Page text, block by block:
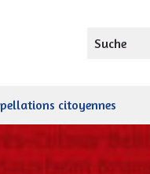
Suche
citoyennes